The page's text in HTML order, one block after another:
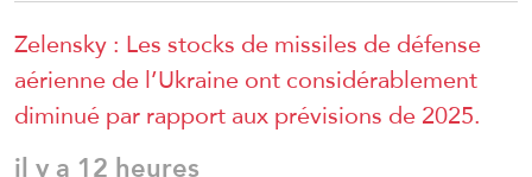
Zelensky : Les stocks de missiles de défense
aérienne de l’Ukraine ont considérablement
diminué par rapport aux prévisions de 2025.